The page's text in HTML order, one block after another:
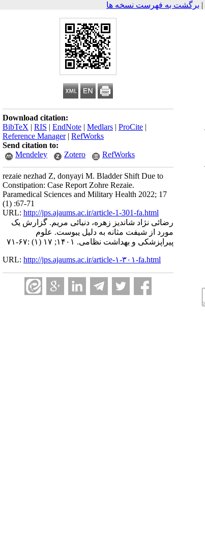
| برگشت به فهرست نسخه ها
Download citation:
BibTeX | RIS | EndNote | Medlars | ProCite |
Reference Manager| RefWorks
Send citation to:
Mendeley
Zotero RefWorks
rezaie nezhad Z, donyayi M. Bladder Shift Due to
Constipation: Case Report Zohre Rezaie.
Paramedical Sciences and Military Health 2022; 17
(1) :67-71
URL: http://jps.ajaums.ac.ir/article-1-301-fa.html
رضائی نژاد شاندیز زهره، دنیائی مریم. گزارش یک
مورد از شیفت مثانه به دلیل یبوست. علوم
پیراپزشکی و بهداشت نظامی. ۱۴۰۱; ۱۷ (۱) :۶۷-۷۱
URL: http://jps.ajaums.ac.ir/article-۱-۳۰۱-fa.html